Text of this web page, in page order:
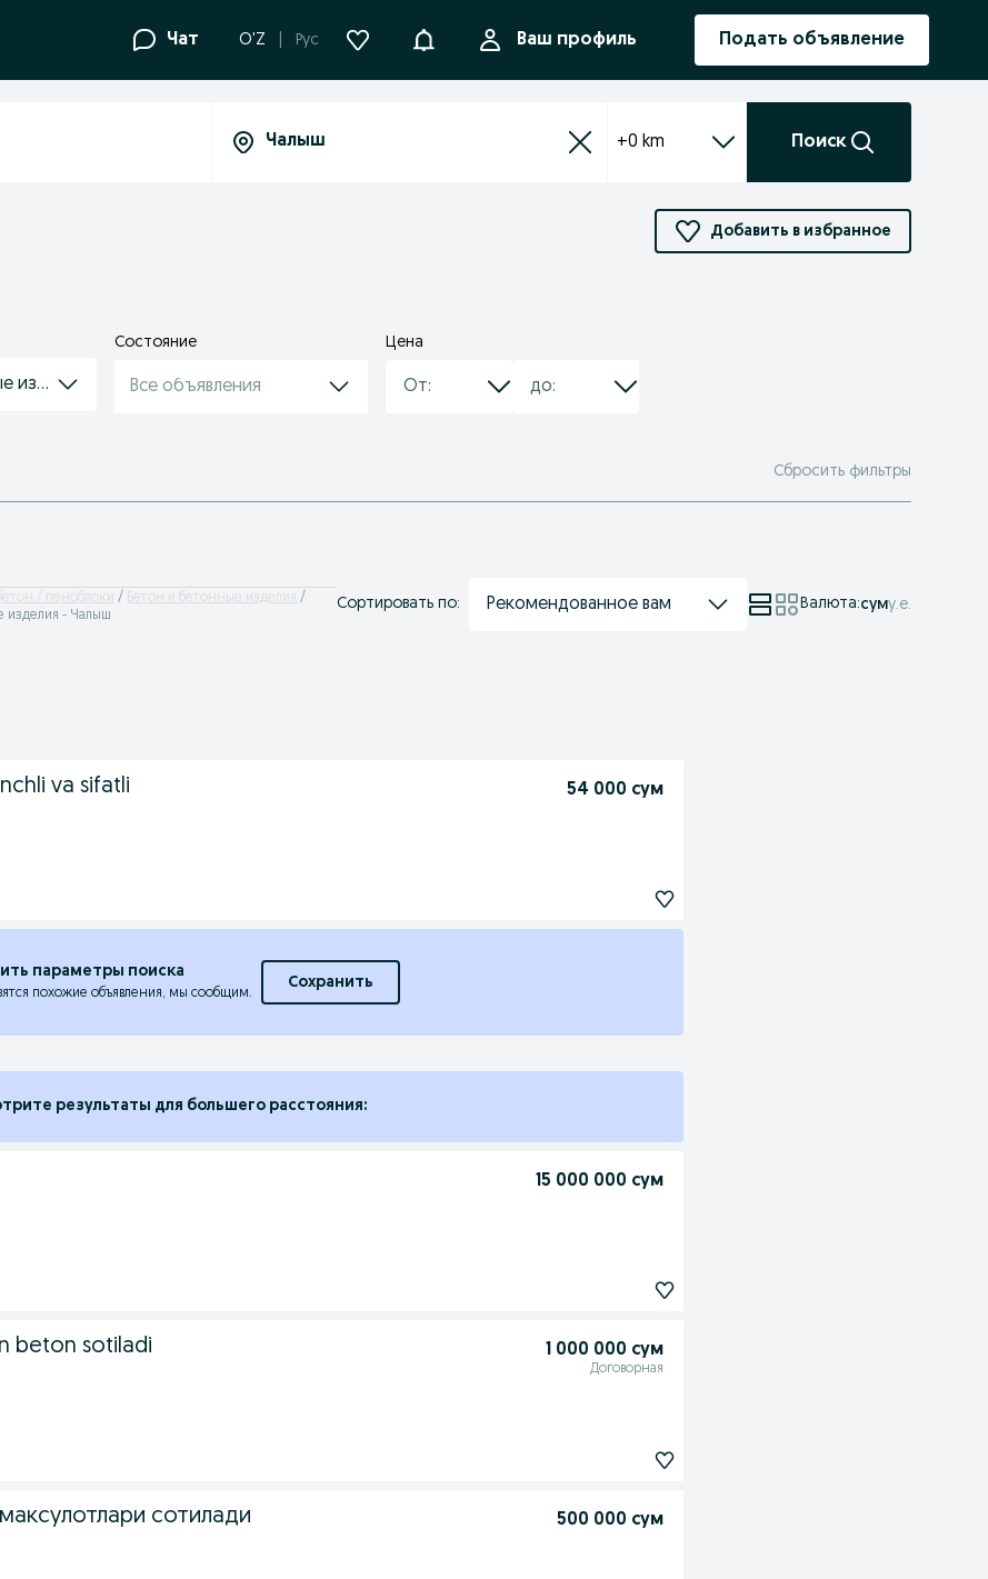
Чат O'Z Рус УведомленияВаш профиль Подать объявление
+0 km Поиск
Добавить в избранное
изделия
Состояние
Все объявления
Цена
Сбросить фильтры
/ пеноблоки
Бетон и бетонные изделия
изделия - Чалыш
Сортировать по: Рекомендованное вам Валюта:суму.е.
va sifatli 54 000 сум
параметры поиска
похожие объявления, мы сообщим.
Сохранить
результаты для большего расстояния:
15 000 000 сум
beton sotiladi 1 000 000 сум
Договорная
сотилади 500 000 сум